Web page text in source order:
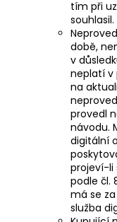
tím při
souhlasil.
době,
v
neplatí v
na
provedl
návodu.
digitální
projeví-li
podle čl.
má se
služba